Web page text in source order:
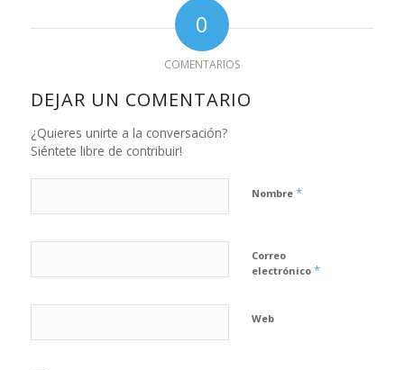
0
COMENTARIOS
DEJAR UN COMENTARIO
¿Quieres unirte a la conversación?
Siéntete libre de contribuir!
Nombre *
Correo
electrónico *
Web